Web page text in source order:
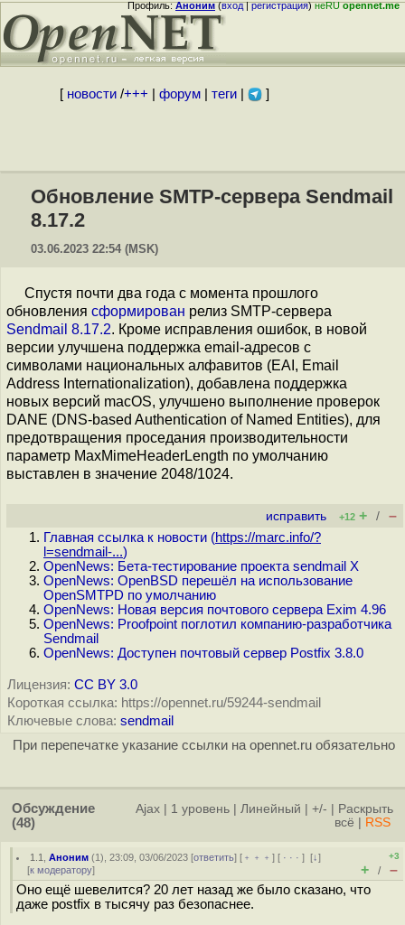
Профиль:Аноним(вход|регистрация)неRUopennet.me
[ новости/+++ форум| теги| ]
Обновление SMTP-сервера Sendmail
8.17.2
03.06.2023 22:54 (MSK)
Спустя почти два года с момента прошлого
обновления сформирован релиз SMTP-сервера
Sendmail 8.17.2. Кроме исправления ошибок, в новой
версии улучшена поддержка email-адресов с
символами национальных алфавитов (EAI, Email
Address Internationalization), добавлена поддержка
новых версий macOS, улучшено выполнение проверок
DANE (DNS-based Authentication of Named Entities), для
предотвращения проседания производительности
параметр MaxMimeHeaderLength по умолчанию
выставлен в значение 2048/1024.
исправить +12 + / –
Главная ссылка к новости (https://marc.info/?
l=sendmail-...)
OpenNews: Бета-тестирование проекта sendmail X
OpenNews: OpenBSD перешёл на использование
OpenSMTPD по умолчанию
OpenNews: Новая версия почтового сервера Exim 4.96
OpenNews: Proofpoint поглотил компанию-разработчика
Sendmail
OpenNews: Доступен почтовый сервер Postfix 3.8.0
Лицензия: CC BY 3.0
Короткая ссылка: https://opennet.ru/59244-sendmail
Ключевые слова: sendmail
При перепечатке указание ссылки на opennet.ru обязательно
Обсуждение
(48)
Ajax 1 уровень Линейный +/-
Раскрыть
всё
RSS
1.1 ,Аноним (1), 23:09, 03/06/2023 [ответить] [ ﹢﹢﹢] [ · · ·][↓]
[к модератору]
+3
+ / –
Оно ещё шевелится? 20 лет назад же было сказано, что
даже postfix в тысячу раз безопаснее.